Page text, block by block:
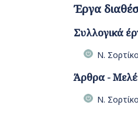
Έργα
Συλλογικά
Ν.
Άρθρα -
Ν.